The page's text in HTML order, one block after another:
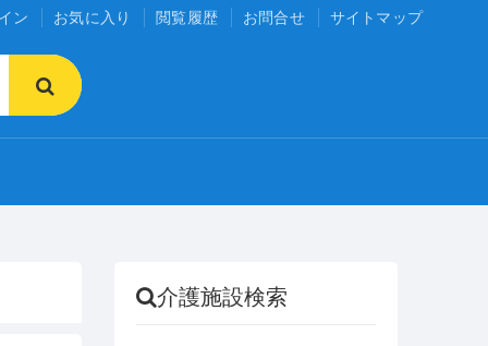
ン お気に入り 閲覧履歴 お問合せ サイトマップ
介護施設検索